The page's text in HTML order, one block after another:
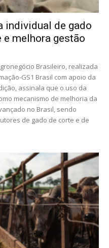
individual de gado
melhora gestão
Brasileiro, realizada
GS1 Brasil com apoio da
assinala que o uso da
mecanismo de melhoria da
no Brasil, sendo
de gado de corte e de